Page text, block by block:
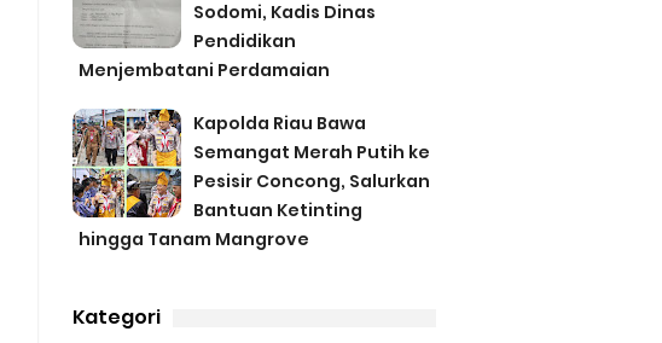
Sodomi, Kadis Dinas
Pendidikan
Menjembatani Perdamaian
Kapolda Riau Bawa
Semangat Merah Putih ke
Pesisir Concong, Salurkan
Bantuan Ketinting
hingga Tanam Mangrove
Kategori